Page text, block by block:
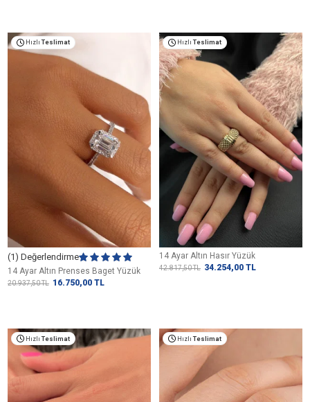
Hızlı Teslimat
(1) Değerlendirme
14 Ayar Altın Prenses Baget Yüzük
20.937,50TL 16.750,00 TL
Hızlı Teslimat
14 Ayar Altın Hasır Yüzük
42.817,50TL 34.254,00 TL
Hızlı Teslimat Hızlı Teslimat